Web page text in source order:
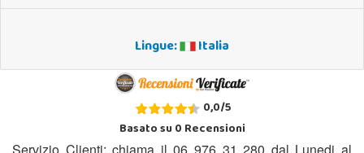
Lingue: Italia
0,0/5
Basato su0Recensioni